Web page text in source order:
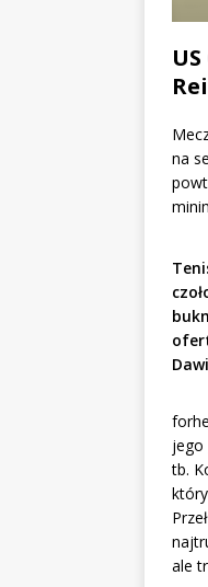
na
jego
tb.
ale